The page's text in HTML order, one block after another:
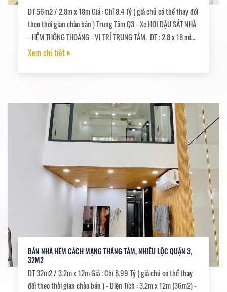
DT 56m2 / 2.8m x 18m Giá : Chỉ 8.4 Tỷ ( giá chủ có thể thay đổi
theo thời gian chào bán ) Trung Tâm Q3 - Xe HƠI ĐẬU SÁT NHÀ
- HẺM THÔNG THOÁNG - VI TRÍ TRUNG TÂM. DT : 2,8 x 18 nở
Hậu 3,6m Kết cấu : 1 trệt 2 lầu, 5PN, 5WC, ban công, nhà nở
Xem chi tiết
BÁN NHÀ HẺM CÁCH MẠNG THÁNG TÁM, NHIÊU LỘC QUẬN 3,
32M2
DT 32m2 / 3.2m x 12m Giá : Chỉ 8.99 Tỷ ( giá chủ có thể thay
đổi theo thời gian chào bán ) - Diện Tích : 3.2m x 12m (36m2) -